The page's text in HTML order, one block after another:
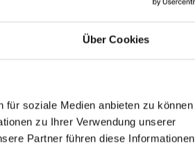
Über Cookies
für soziale Medien anbieten zu können
zu Ihrer Verwendung unserer
Partner führen diese Informationen